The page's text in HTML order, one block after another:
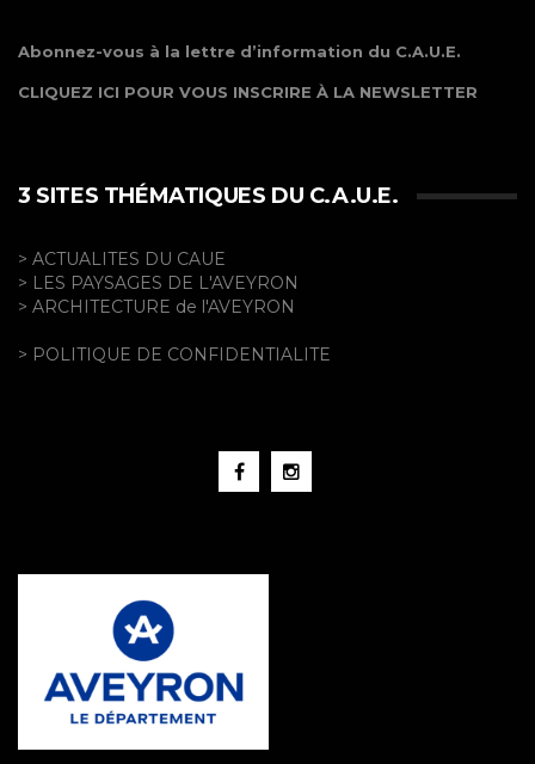
Abonnez-vous à la lettre d’information du C.A.U.E.
CLIQUEZ ICI POUR VOUS INSCRIRE À LA NEWSLETTER
3 SITES THÉMATIQUES DU C.A.U.E.
> ACTUALITES DU CAUE
> LES PAYSAGES DE L'AVEYRON
> ARCHITECTURE de l'AVEYRON
> POLITIQUE DE CONFIDENTIALITE